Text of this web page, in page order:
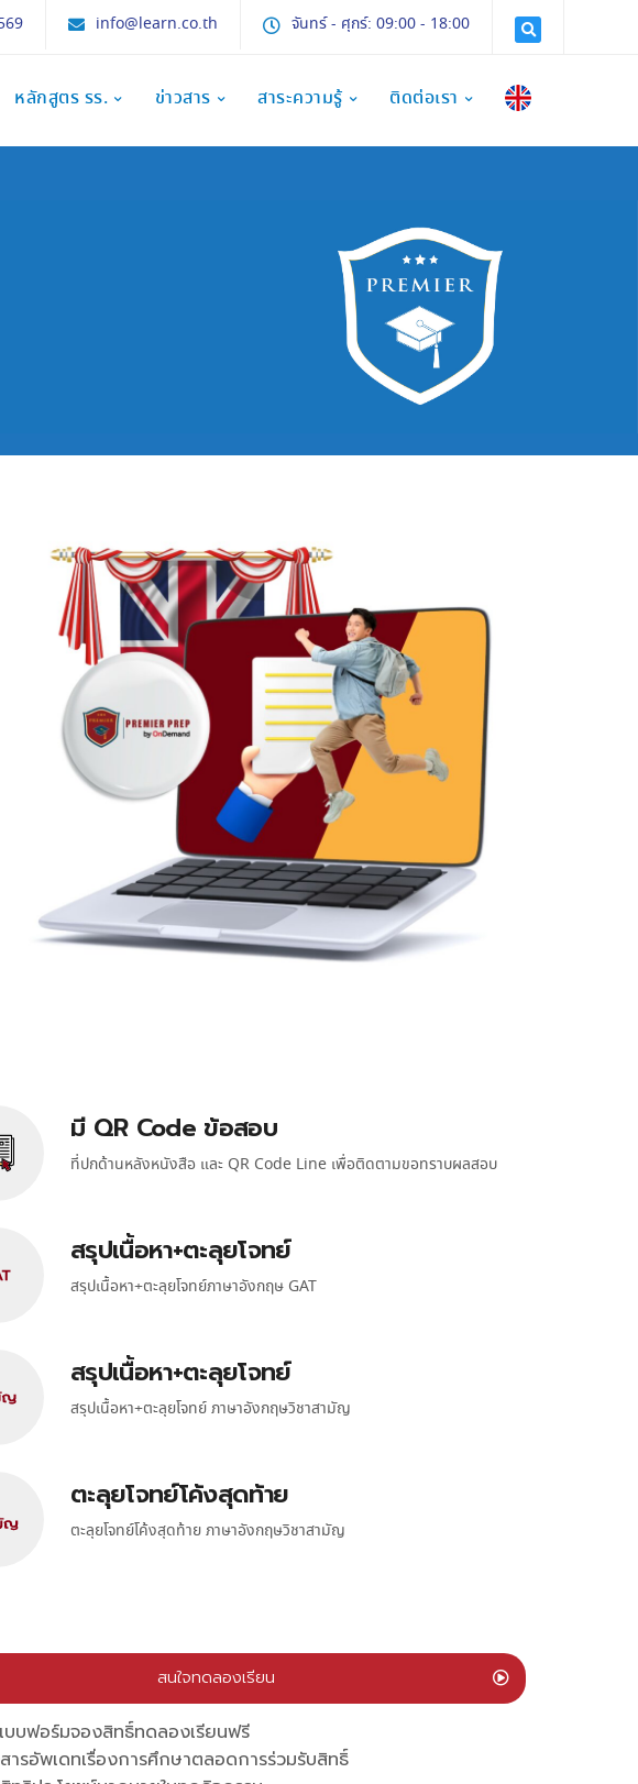
info@learn.co.th จันทร์ - ศุกร์: 09:00 - 18:00
หลักสูตร รร. ข่าวสาร สาระความรู้ ติดต่อเรา
มี QR Code ข้อสอบ
ที่ปกด้านหลังหนังสือ และ QR Code Line เพื่อติดตามขอทราบผลสอบ
สรุปเนื้อหา+ตะลุยโจทย์
สรุปเนื้อหา+ตะลุยโจทย์ภาษาอังกฤษ GAT
สรุปเนื้อหา+ตะลุยโจทย์
สรุปเนื้อหา+ตะลุยโจทย์ ภาษาอังกฤษวิชาสามัญ
ตะลุยโจทย์โค้งสุดท้าย
ตะลุยโจทย์โค้งสุดท้าย ภาษาอังกฤษวิชาสามัญ
สนใจทดลองเรียน
บฟอร์มจองสิทธิ์ทดลองเรียนฟรี
ารอัพเดทเรื่องการศึกษาตลอดการร่วมรับสิทธิ์